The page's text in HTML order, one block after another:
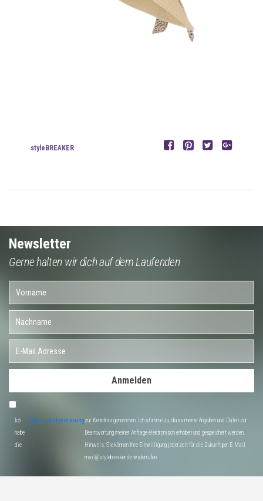
styleBREAKER
Newsletter
Gerne halten wir dich auf dem Laufenden
Anmelden
Ich
habe
die
Datenschutzerklärungzur Kenntnis genommen. Ich stimme zu, dass meine Angaben und Daten zur
Beantwortung meiner Anfrage elektronisch erhoben und gespeichert werden.
Hinweis: Sie können Ihre Einwilligung jederzeit für die Zukunft per E-Mail
mail@stylebreaker.de widerrufen